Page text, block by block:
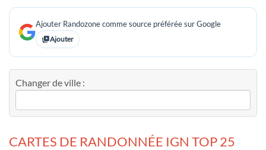
Ajouter Randozone comme source préférée sur Google
Ajouter
Changer de ville :
CARTES DE RANDONNÉE IGN TOP 25